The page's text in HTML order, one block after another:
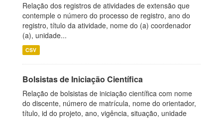
Relação dos registros de atividades de extensão que
contemple o número do processo de registro, ano do
registro, título da atividade, nome do (a) coordenador
(a), unidade...
CSV
Bolsistas de Iniciação Científica
Relação de bolsistas de iniciação científica com nome
do discente, número de matrícula, nome do orientador,
título, id do projeto, ano, vigência, situação, unidade